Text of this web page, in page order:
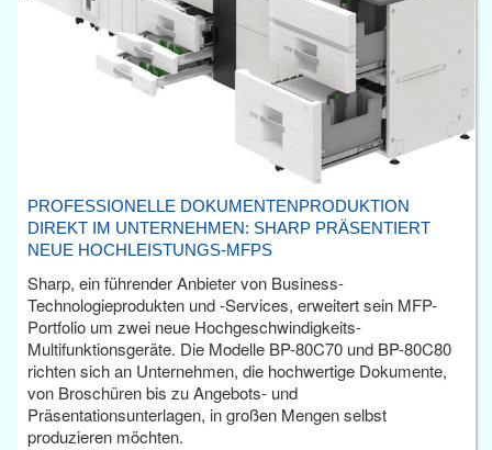
PROFESSIONELLE DOKUMENTENPRODUKTION
DIREKT IM UNTERNEHMEN: SHARP PRÄSENTIERT
NEUE HOCHLEISTUNGS-MFPS
Sharp, ein führender Anbieter von Business-
Technologieprodukten und -Services, erweitert sein MFP-
Portfolio um zwei neue Hochgeschwindigkeits-
Multifunktionsgeräte. Die Modelle BP-80C70 und BP-80C80
richten sich an Unternehmen, die hochwertige Dokumente,
von Broschüren bis zu Angebots- und
Präsentationsunterlagen, in großen Mengen selbst
produzieren möchten.